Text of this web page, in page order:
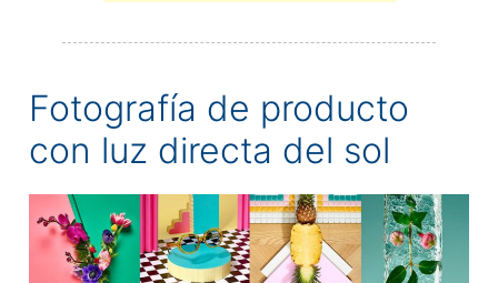
Fotografía de producto
con luz directa del sol